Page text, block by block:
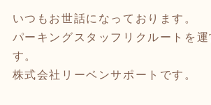
いつもお世話になっております。
パーキングスタッフリクルートを運
す。
株式会社リーベンサポートです。